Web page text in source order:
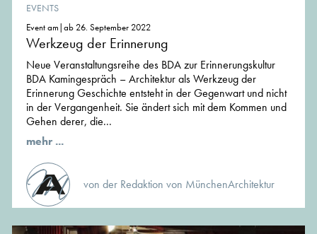
EVENTS
Event am|ab 26. September 2022
Werkzeug der Erinnerung
Neue Veranstaltungsreihe des BDA zur Erinnerungskultur
BDA Kamingespräch – Architektur als Werkzeug der
Erinnerung Geschichte entsteht in der Gegenwart und nicht
in der Vergangenheit. Sie ändert sich mit dem Kommen und
Gehen derer, die...
mehr ...
von der Redaktion von MünchenArchitektur